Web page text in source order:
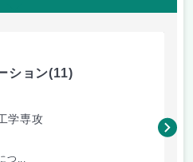
ション(11)
学専攻
つ...
黄